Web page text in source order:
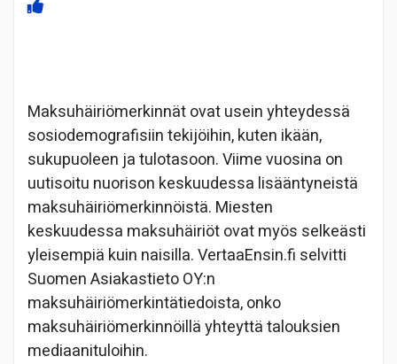
Maksuhäiriömerkinnät ovat usein yhteydessä
sosiodemografisiin tekijöihin, kuten ikään,
sukupuoleen ja tulotasoon. Viime vuosina on
uutisoitu nuorison keskuudessa lisääntyneistä
maksuhäiriömerkinnöistä. Miesten
keskuudessa maksuhäiriöt ovat myös selkeästi
yleisempiä kuin naisilla. VertaaEnsin.fi selvitti
Suomen Asiakastieto OY:n
maksuhäiriömerkintätiedoista, onko
maksuhäiriömerkinnöillä yhteyttä talouksien
mediaanituloihin.